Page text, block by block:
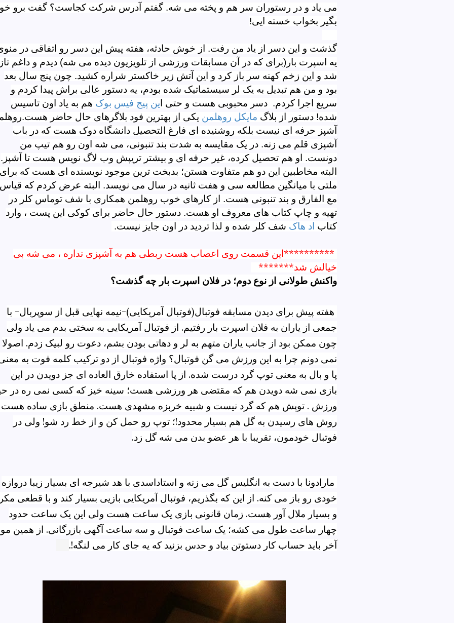
می یاد و در رستوران سر هم و پخته می شه. گفتم آدرس شرکت کجاست؟ گفت برو
بگیر بخواب خسته ایی!
گذشت و این دسر از یاد من رفت. از خوش حادثه، هفته پیش این دسر رو اتفاقی در
یه اسپرت بار(برای که در آن مسابقات ورزشی از تلویزیون دیده می شه) دیدم و داغم
شد و این زخم کهنه سر باز کرد و این آتش زیر خاکستر شراره کشید. چون پنج سال بعد
بود و من هم تبدیل به یک لر سیستماتیک شده بودم، یه دستور عالی براش پیدا کردم و
سریع اجرا کردم. دسر محبوبی هست و حتی ا ین پیج فیس بوک هم به یاد اون تاسیس
شده! دستور از بلاگ مایکل روهلمن یکی از بهترین فود بلاگرهای حال حاضر
آشپز حرفه ای نیست بلکه روشنیده ای فارغ التحصیل دانشگاه دوک هست که در باب
آشپزی قلم می زنه. در یک مقایسه به شدت بند تنبونی، می شه اون رو هم تیپ من
دونست. او هم تحصیل کرده، غیر حرفه ای و بیشتر تریپش وب لاگ نویس هست تا آشپز.
البته مخاطبین این دو هم متفاوت هستن؛ بدبخت ترین موجود نویسنده ای هست که برای
ملتی با میانگین مطالعه سی و هفت ثانیه در سال می نویسد. البته عرض کردم که قیاس
مع الفارق و بند تنبونی هست. از کارهای خوب روهلمن همکاری با شف توماس کلر در
تهیه و چاپ کتاب های معروف او هست. دستور حال حاضر برای کوکی این پست ، وارد
کتاب اد هاک شف کلر شده و لذا تردید در اون جایز نیست.
**********این قسمت روی اعصاب هست ربطی هم به آشپزی نداره ، می شه بی
خیالش شد*******
واکنش طولانی از نوع دوم؛ در فلان اسپرت بار چه گذشت؟
هفته پیش برای دیدن مسابقه فوتبال(فوتبال آمریکایی)-نیمه نهایی قبل از سوپربال- با
جمعی از یاران به فلان اسپرت بار رفتیم. از فوتبال آمریکایی به سختی بدم می یاد ولی
چون ممکن بود از جانب یاران متهم به لر و دهاتی بودن بشم، دعوت رو لبیک زدم. اصولا
نمی دونم چرا به این ورزش می گن فوتبال؟ واژه فوتبال از دو ترکیب کلمه فوت به
پا و بال به معنی توپ گرد درست شده. از پا استفاده خارق العاده ای جز دویدن در این
بازی نمی شه دویدن هم که مقتضی هر ورزشی هست؛ سینه خیز که کسی نمی ره در
ورزش . توپش هم که گرد نیست و شبیه خربزه مشهدی هست. منطق بازی ساده هست
روش های رسیدن به گل هم بسیار محدود!؛ توپ رو حمل کن و از خط رد شو! ولی در
فوتبال خودمون، تقریبا با هر عضو بدن می شه گل زد.
مارادونا با دست به انگلیس گل می زنه و استاداسدی با هد شیرجه ای بسیار زیبا دروازه
خودی رو باز می کنه. از این که بگذریم، فوتبال آمریکایی بازیی بسیار کند و با قطعی
و بسیار ملال آور هست. زمان قانونی بازی یک ساعت هست ولی این یک ساعت حدود
چهار ساعت طول می کشه؛ یک ساعت فوتبال و سه ساعت آگهی بازرگانی. از همین
آخر باید حساب کار دستوتن بیاد و حدس بزنید که یه جای کار می لنگه!.